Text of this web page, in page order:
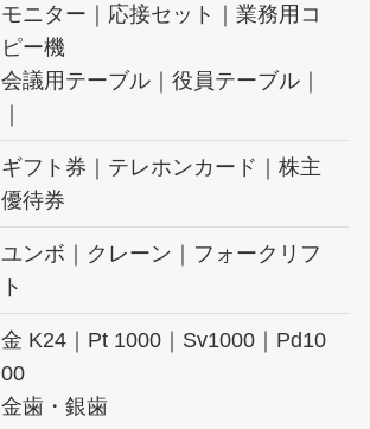
モニター｜応接セット｜業務用コ
ピー機
会議用テーブル｜役員テーブル｜
｜
ギフト券｜テレホンカード｜株主
優待券
ユンボ｜クレーン｜フォークリフ
ト
金 K24｜Pt 1000｜Sv1000｜Pd10
00
金歯・銀歯